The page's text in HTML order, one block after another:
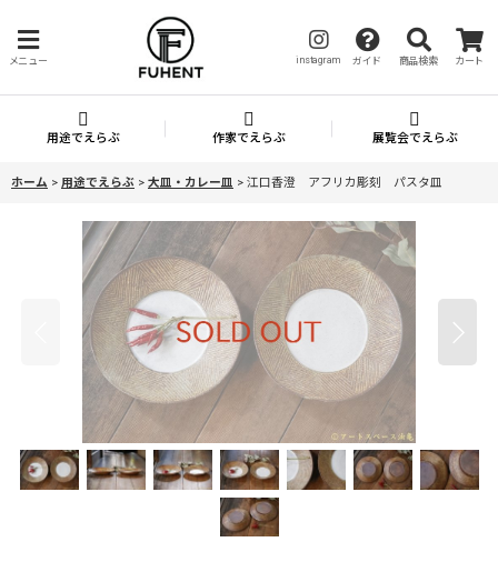
メニュー instagram ガイド 商品検索 カート
用途でえらぶ 作家でえらぶ 展覧会でえらぶ
ホーム > 用途でえらぶ > 大皿・カレー皿 > 江口香澄 アフリカ彫刻 パスタ皿